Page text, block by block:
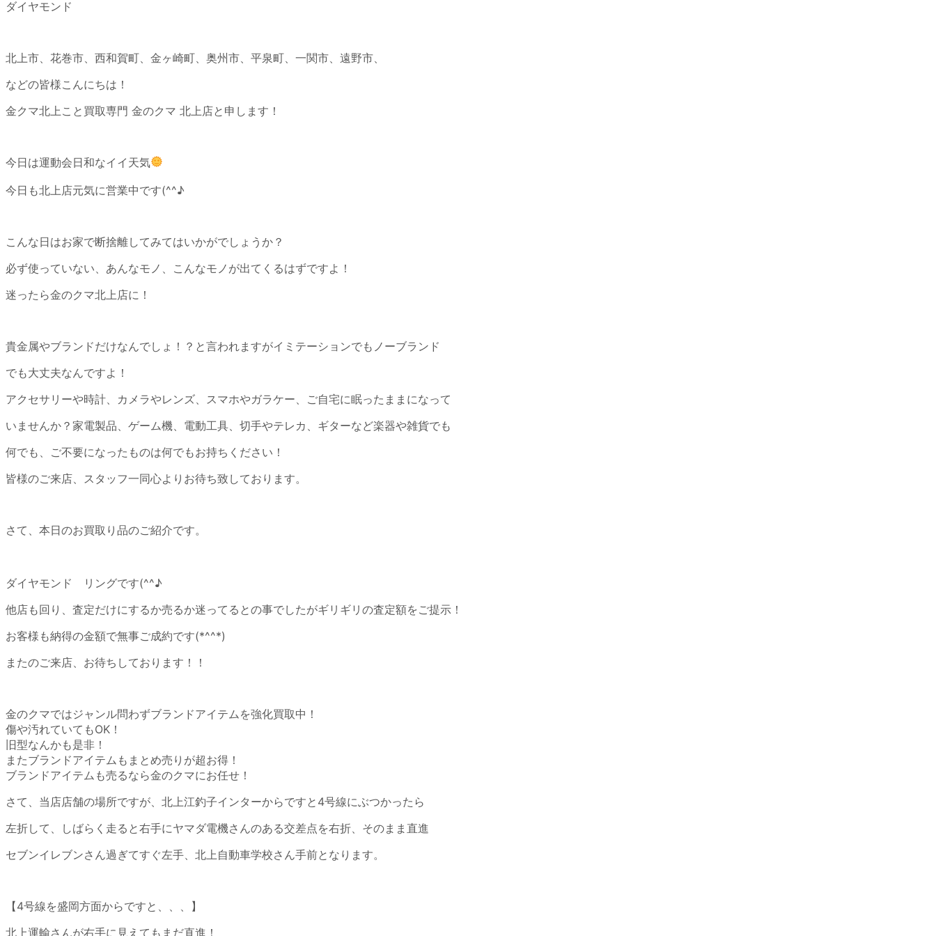
ダイヤモンド
北上市、花巻市、西和賀町、金ヶ崎町、奥州市、平泉町、一関市、遠野市、
などの皆様こんにちは！
金クマ北上こと買取専門 金のクマ 北上店と申します！
今日は運動会日和なイイ天気
今日も北上店元気に営業中です(^^♪
こんな日はお家で断捨離してみてはいかがでしょうか？
必ず使っていない、あんなモノ、こんなモノが出てくるはずですよ！
迷ったら金のクマ北上店に！
貴金属やブランドだけなんでしょ！？と言われますがイミテーションでもノーブランド
でも大丈夫なんですよ！
アクセサリーや時計、カメラやレンズ、スマホやガラケー、ご自宅に眠ったままになって
いませんか？家電製品、ゲーム機、電動工具、切手やテレカ、ギターなど楽器や雑貨でも
何でも、ご不要になったものは何でもお持ちください！
皆様のご来店、スタッフ一同心よりお待ち致しております。
さて、本日のお買取り品のご紹介です。
ダイヤモンド リングです(^^♪
他店も回り、査定だけにするか売るか迷ってるとの事でしたがギリギリの査定額をご提示！
お客様も納得の金額で無事ご成約です(*^^*)
またのご来店、お待ちしております！！
金のクマではジャンル問わずブランドアイテムを強化買取中！
傷や汚れていてもOK！
旧型なんかも是非！
またブランドアイテムもまとめ売りが超お得！
ブランドアイテムも売るなら金のクマにお任せ！
さて、当店店舗の場所ですが、北上江釣子インターからですと4号線にぶつかったら
左折して、しばらく走ると右手にヤマダ電機さんのある交差点を右折、そのまま直進
セブンイレブンさん過ぎてすぐ左手、北上自動車学校さん手前となります。
【4号線を盛岡方面からですと、、、】
北上運輸さんが右手に見えてもまだ直進！